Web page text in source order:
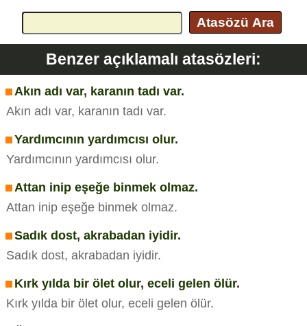
Atasözü Ara
Benzer açıklamalı atasözleri:
Akın adı var, karanın tadı var.
Akın adı var, karanın tadı var.
Yardımcının yardımcısı olur.
Yardımcının yardımcısı olur.
Attan inip eşeğe binmek olmaz.
Attan inip eşeğe binmek olmaz.
Sadık dost, akrabadan iyidir.
Sadık dost, akrabadan iyidir.
Kırk yılda bir ölet olur, eceli gelen ölür.
Kırk yılda bir ölet olur, eceli gelen ölür.